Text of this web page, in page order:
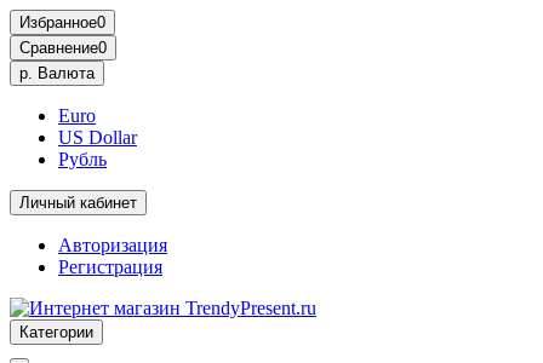
Избранное0
Сравнение0
р. Валюта
Euro
US Dollar
Рубль
Личный кабинет
Авторизация
Регистрация
Категории